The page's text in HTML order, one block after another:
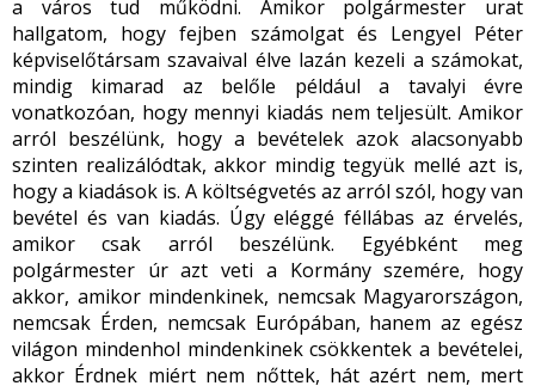
a város tud működni. Amikor polgármester urat
hallgatom, hogy fejben számolgat és Lengyel Péter
képviselőtársam szavaival élve lazán kezeli a számokat,
mindig kimarad az belőle például a tavalyi évre
vonatkozóan, hogy mennyi kiadás nem teljesült. Amikor
arról beszélünk, hogy a bevételek azok alacsonyabb
szinten realizálódtak, akkor mindig tegyük mellé azt is,
hogy a kiadások is. A költségvetés az arról szól, hogy van
bevétel és van kiadás. Úgy eléggé féllábas az érvelés,
amikor csak arról beszélünk. Egyébként meg
polgármester úr azt veti a Kormány szemére, hogy
akkor, amikor mindenkinek, nemcsak Magyarországon,
nemcsak Érden, nemcsak Európában, hanem az egész
világon mindenhol mindenkinek csökkentek a bevételei,
akkor Érdnek miért nem nőttek, hát azért nem, mert